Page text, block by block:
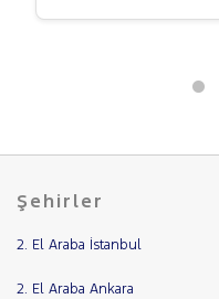
Şehirler
2. El Araba İstanbul
2. El Araba Ankara